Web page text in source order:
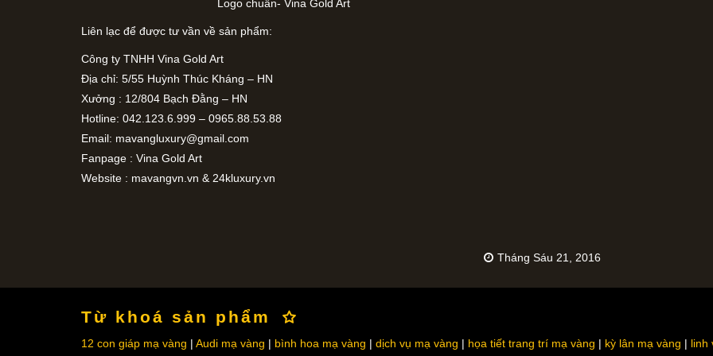
Logo chuẩn- Vina Gold Art
Liên lạc để được tư vần về sản phẩm:
Công ty TNHH Vina Gold Art
Địa chỉ: 5/55 Huỳnh Thúc Kháng – HN
Xưởng : 12/804 Bạch Đằng – HN
Hotline: 042.123.6.999 – 0965.88.53.88
Email: mavangluxury@gmail.com
Fanpage : Vina Gold Art
Website : mavangvn.vn & 24kluxury.vn
Tháng Sáu 21, 2016
Từ khoá sản phẩm
12 con giáp mạ vàng Audi mạ vàng bình hoa mạ vàng dịch vụ mạ vàng họa tiết trang trí mạ vàng kỳ lân mạ vàng linh